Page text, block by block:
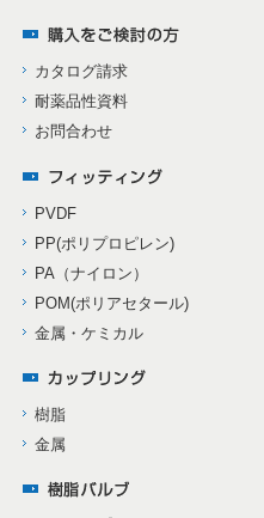
カタログ請求
耐薬品性資料
お問合わせ
PVDF
PP(ポリプロピレン)
PA（ナイロン）
POM(ポリアセタール)
金属・ケミカル
樹脂
金属